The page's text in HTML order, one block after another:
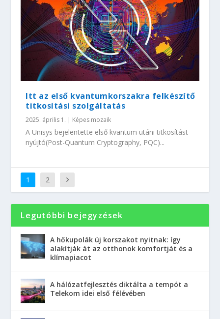
Itt az első kvantumkorszakra felkészítő
titkosítási szolgáltatás
2025. április 1. | Képes mozaik
A Unisys bejelentette első kvantum utáni titkosítást
nyújtó(Post-Quantum Cryptography, PQC)...
1 2
Legutóbbi bejegyzések
A hőkupolák új korszakot nyitnak: így
alakítják át az otthonok komfortját és a
klímapiacot
A hálózatfejlesztés diktálta a tempót a
Telekom idei első félévében